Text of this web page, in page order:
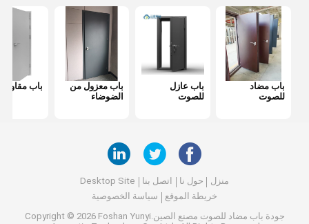
مقسم غرفة معلقة
غرفه هاتفية عازلة للصوت
صندوق اجتماعات المكتب
غطاء المكتب المتحرك
باب مضاد
للصوت
باب عازل
للصوت
باب معزول من
الضوضاء
باب مقاوم
منزل حول نا اتصل بنا
Desktop Site
خريطة الموقع
سياسة الخصوصية
جودة باب مضاد للصوت
مصنع الصين.Copyright © 2026 Foshan Yunyi